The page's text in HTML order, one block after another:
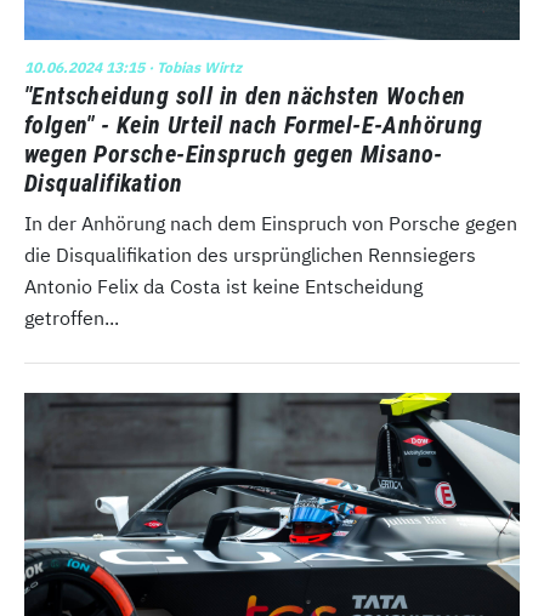
10.06.2024 13:15· Tobias Wirtz
"Entscheidung soll in den nächsten Wochen
folgen" - Kein Urteil nach Formel-E-Anhörung
wegen Porsche-Einspruch gegen Misano-
Disqualifikation
In der Anhörung nach dem Einspruch von Porsche gegen
die Disqualifikation des ursprünglichen Rennsiegers
Antonio Felix da Costa ist keine Entscheidung
getroffen...